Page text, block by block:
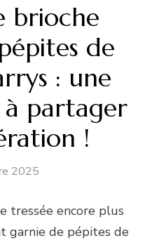
brioche
de
: une
partager
!
2025
tressée encore plus
garnie de pépites de